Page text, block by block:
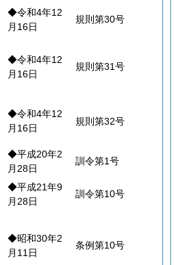
◆令和4年12
月16日
規則第30号
◆令和4年12
月16日
規則第31号
◆令和4年12
月16日
規則第32号
◆平成20年2
月28日
訓令第1号
◆平成21年9
月28日
訓令第10号
◆昭和30年2
月11日
条例第10号